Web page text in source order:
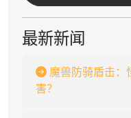
最新新闻
魔兽防骑盾击：
害？